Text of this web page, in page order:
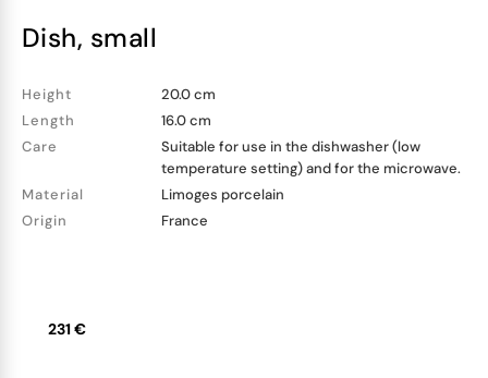
dish, small
Height
20.0 cm
Length
16.0 cm
Care
Suitable for use in the dishwasher (low
temperature setting) and for the microwave.
Material
Limoges porcelain
Origin
France
231 €